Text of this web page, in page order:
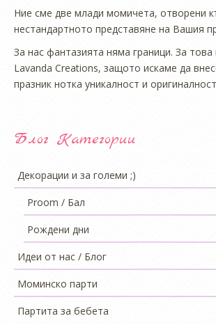
Ние сме две млади момичета, отворени
нестандартното представяне на Вашия
За нас фантазията няма граници. За
Lavanda Creations, защото искаме да
празник нотка уникалност и
Блог Категории
Декорации и за големи ;)
Proom / Бал
Рождени дни
Идеи от нас / Блог
Моминско парти
Партита за бебета